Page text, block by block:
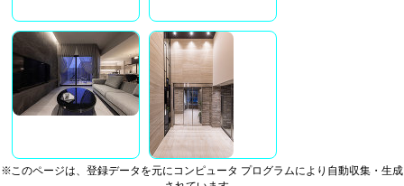
※このページは、登録データを元にコンピュータ プログラムにより自動収集・生成